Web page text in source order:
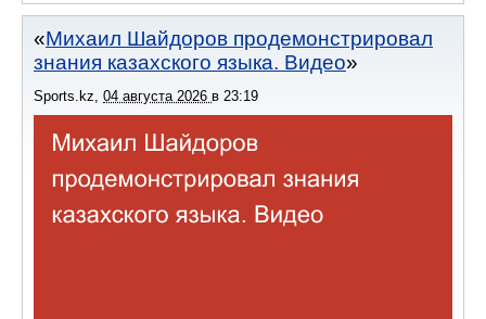
Михаил Шайдоров продемонстрировал
знания казахского языка. Видео
Sports.kz 04 августа 2026 в 23:19